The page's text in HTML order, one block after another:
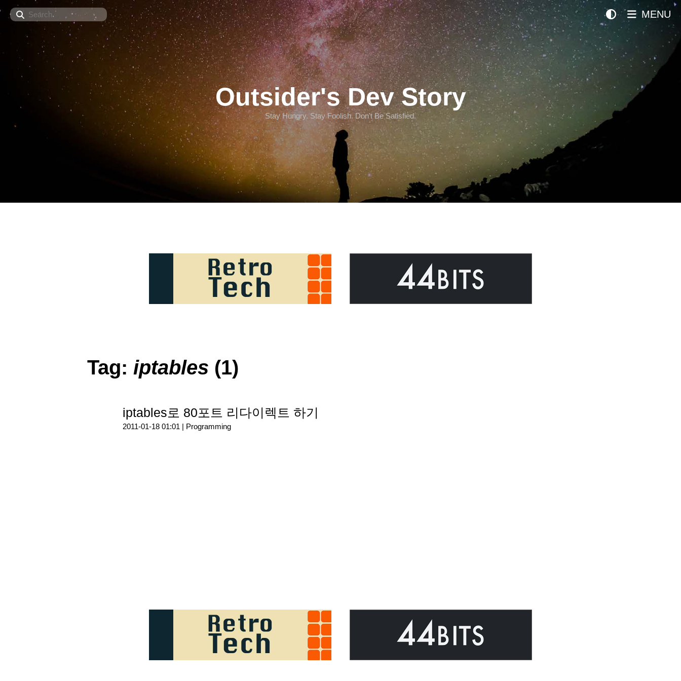
Search
Outsider's Dev Story
Stay Hungry. Stay Foolish. Don't Be Satisfied.
MENU
Tag: iptables (1)
iptables로 80포트 리다이렉트 하기
2011-01-18 01:01 | Programming